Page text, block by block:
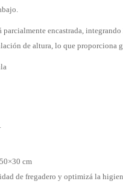
encastrada,
de altura, lo que
cm
de fregadero y optimizá la